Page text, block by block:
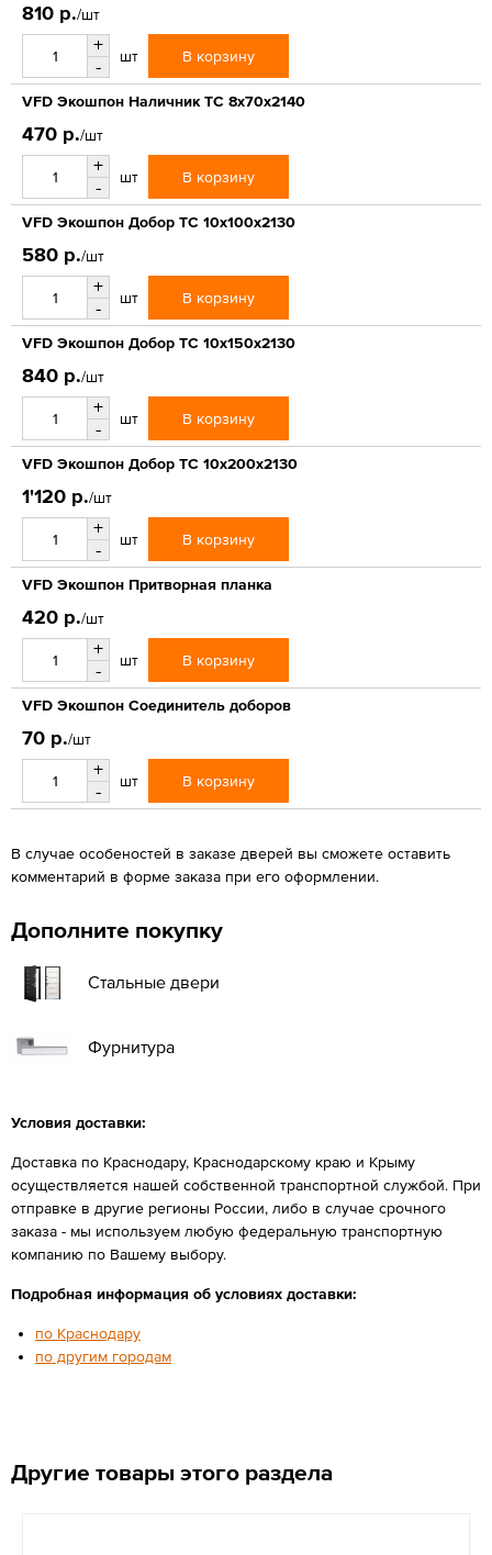
810 р./шт
+
-
шт В корзину
VFD Экошпон Наличник ТС 8x70x2140
470 р./шт
+
-
шт В корзину
VFD Экошпон Добор ТС 10x100x2130
580 р./шт
+
-
шт В корзину
VFD Экошпон Добор ТС 10x150x2130
840 р./шт
+
-
шт В корзину
VFD Экошпон Добор ТС 10x200x2130
1'120 р./шт
+
-
шт В корзину
VFD Экошпон Притворная планка
420 р./шт
+
-
шт В корзину
VFD Экошпон Соединитель доборов
70 р./шт
+
-
шт В корзину
В случае особеностей в заказе дверей вы сможете оставить
комментарий в форме заказа при его оформлении.
Дополните покупку
Стальные двери
Фурнитура
Условия доставки:
Доставка по Краснодару, Краснодарскому краю и Крыму
осуществляется нашей собственной транспортной службой. При
отправке в другие регионы России, либо в случае срочного
заказа - мы используем любую федеральную транспортную
компанию по Вашему выбору.
Подробная информация об условиях доставки:
по Краснодару
по другим городам
Другие товары этого раздела